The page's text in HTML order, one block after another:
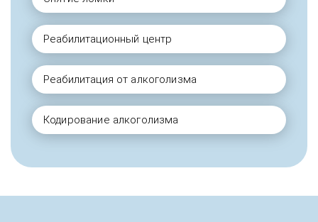
Реабилитационный центр
Реабилитация от алкоголизма
Кодирование алкоголизма